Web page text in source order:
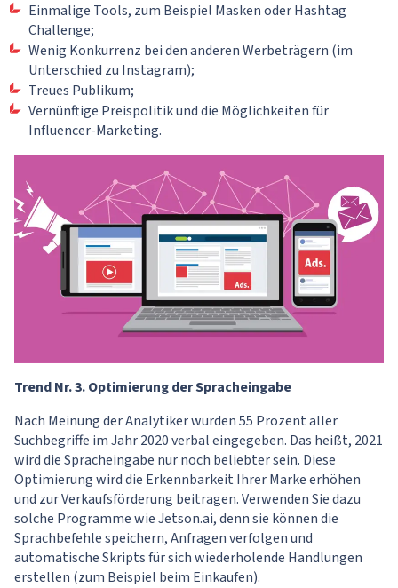
Einmalige Tools, zum Beispiel Masken oder Hashtag
Challenge;
Wenig Konkurrenz bei den anderen Werbeträgern (im
Unterschied zu Instagram);
Treues Publikum;
Vernünftige Preispolitik und die Möglichkeiten für
Influencer-Marketing.
Trend Nr. 3. Optimierung der Spracheingabe
Nach Meinung der Analytiker wurden 55 Prozent aller
Suchbegriffe im Jahr 2020 verbal eingegeben. Das heißt, 2021
wird die Spracheingabe nur noch beliebter sein. Diese
Optimierung wird die Erkennbarkeit Ihrer Marke erhöhen
und zur Verkaufsförderung beitragen. Verwenden Sie dazu
solche Programme wieJetson.ai, denn sie können die
Sprachbefehle speichern, Anfragen verfolgen und
automatische Skripts für sich wiederholende Handlungen
erstellen (zum Beispiel beim Einkaufen).